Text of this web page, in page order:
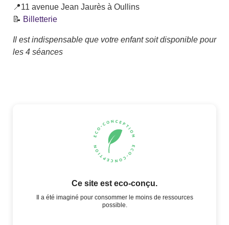
📍11 avenue Jean Jaurès à Oullins
📝 Billetterie
Il est indispensable que votre enfant soit disponible pour
les 4 séances
Ce site est eco-conçu.
Il a été imaginé pour consommer le moins de ressources
possible.